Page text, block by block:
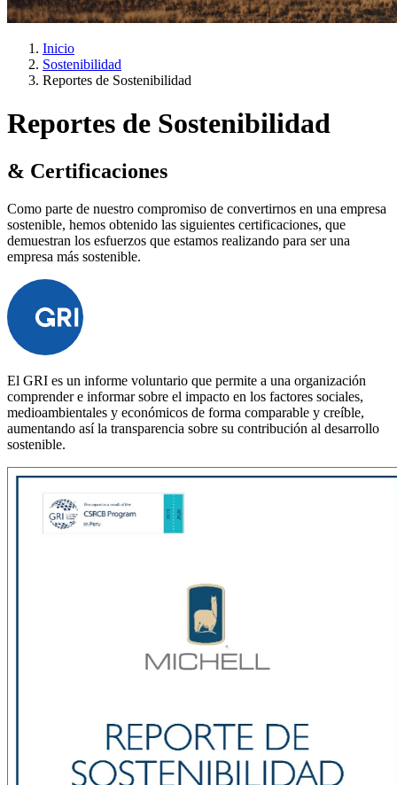
Inicio
Sostenibilidad
Reportes de Sostenibilidad
Reportes de Sostenibilidad
& Certificaciones
Como parte de nuestro compromiso de convertirnos en una empresa
sostenible, hemos obtenido las siguientes certificaciones, que
demuestran los esfuerzos que estamos realizando para ser una
empresa más sostenible.
El GRI es un informe voluntario que permite a una organización
comprender e informar sobre el impacto en los factores sociales,
medioambientales y económicos de forma comparable y creíble,
aumentando así la transparencia sobre su contribución al desarrollo
sostenible.